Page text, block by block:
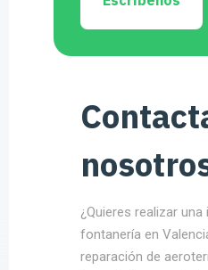
¿Quieres realizar
fontanería en
reparación de